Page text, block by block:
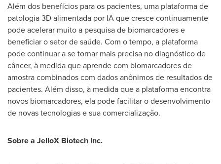
Além dos benefícios para os pacientes, uma plataforma de
patologia 3D alimentada por IA que cresce continuamente
pode acelerar muito a pesquisa de biomarcadores e
beneficiar o setor de saúde. Com o tempo, a plataforma
pode continuar a se tornar mais precisa no diagnóstico de
câncer, à medida que aprende com biomarcadores de
amostra combinados com dados anônimos de resultados de
pacientes. Além disso, à medida que a plataforma encontra
novos biomarcadores, ela pode facilitar o desenvolvimento
de novas tecnologias e sua comercialização.
Sobre a JelloX Biotech Inc.